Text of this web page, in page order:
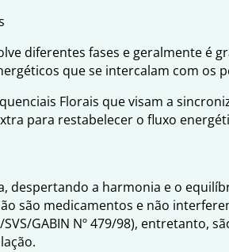
diferentes fases e geralmente é
que se intercalam com os
Florais que visam a
para restabelecer o fluxo
despertando a harmonia e o
são medicamentos e não
GABIN Nº 479/98), entretanto,